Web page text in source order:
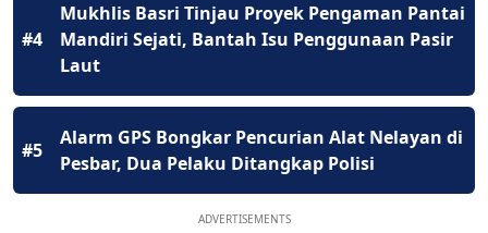
#4
Mukhlis Basri Tinjau Proyek Pengaman Pantai
Mandiri Sejati, Bantah Isu Penggunaan Pasir
Laut
#5
Alarm GPS Bongkar Pencurian Alat Nelayan di
Pesbar, Dua Pelaku Ditangkap Polisi
ADVERTISEMENTS